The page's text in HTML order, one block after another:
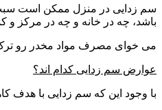
سم زدایی در منزل ممکن است سبب
باشد، چه در خانه و چه در مرکز
می خوای مصرف مواد مخدر رو
عوارض سم زدایی کدام اند؟
با وجود این که سم زدایی با هدف